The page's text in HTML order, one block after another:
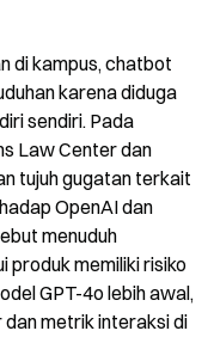
di kampus, chatbot
karena diduga
sendiri. Pada
Law Center dan
tujuh gugatan terkait
OpenAI dan
menuduh
produk memiliki risiko
GPT-4o lebih awal,
metrik interaksi di